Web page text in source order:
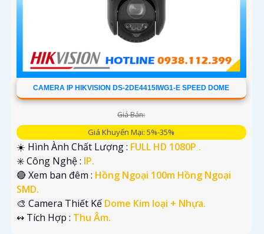
CAMERA IP HIKVISION DS-2DE4415IWG1-E SPEED DOME
Giá Bán:
Giá Khuyến Mại: 5%-35%
☀️ Hình Ành Chất Lượng : FULL HD 1080P .
✳️ Công Nghệ : IP.
🔴 Xem ban đêm : Hồng Ngoại 100m Hồng Ngoại
SMD.
🎨 Camera Thiết Kế Dome Kim loại + Nhựa.
️↭ Tích Hợp : Thu Âm.